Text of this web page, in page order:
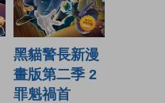
黑貓警長新漫
畫版第二季 2
罪魁禍首